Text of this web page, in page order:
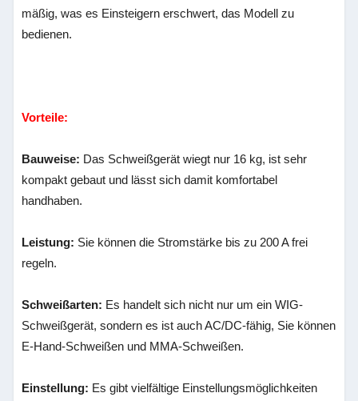
mäßig, was es Einsteigern erschwert, das Modell zu
bedienen.
Vorteile:
Bauweise: Das Schweißgerät wiegt nur 16 kg, ist sehr
kompakt gebaut und lässt sich damit komfortabel
handhaben.
Leistung: Sie können die Stromstärke bis zu 200 A frei
regeln.
Schweißarten: Es handelt sich nicht nur um ein WIG-
Schweißgerät, sondern es ist auch AC/DC-fähig, Sie können
E-Hand-Schweißen und MMA-Schweißen.
Einstellung: Es gibt vielfältige Einstellungsmöglichkeiten